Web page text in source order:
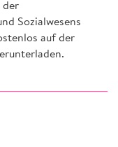
der
Sozialwesens
auf der